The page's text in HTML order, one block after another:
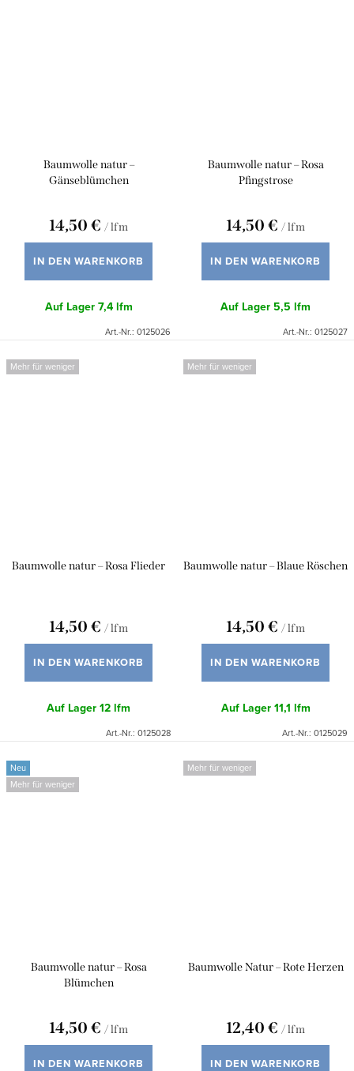
Baumwolle natur –
Gänseblümchen
14,50 € / lfm
IN DEN WARENKORB
Auf Lager7,4 lfm
Art.-Nr.: 0125026
Baumwolle natur – Rosa
Pfingstrose
14,50 € / lfm
IN DEN WARENKORB
Auf Lager5,5 lfm
Art.-Nr.: 0125027
Mehr für weniger
Baumwolle natur – Rosa Flieder
14,50 € / lfm
IN DEN WARENKORB
Auf Lager12 lfm
Art.-Nr.: 0125028
Mehr für weniger
Baumwolle natur – Blaue Röschen
14,50 € / lfm
IN DEN WARENKORB
Auf Lager11,1 lfm
Art.-Nr.: 0125029
Neu
Mehr für weniger
Baumwolle natur – Rosa
Blümchen
14,50 € / lfm
IN DEN WARENKORB
Mehr für weniger
Baumwolle Natur – Rote Herzen
12,40 € / lfm
IN DEN WARENKORB